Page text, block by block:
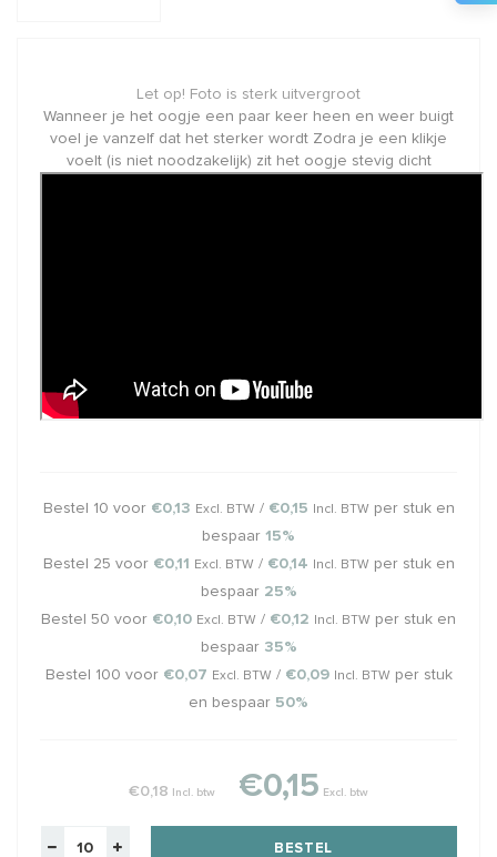
Let op! Foto is sterk uitvergroot
Wanneer je het oogje een paar keer heen en weer buigt
voel je vanzelf dat het sterker wordt Zodra je een klikje
voelt (is niet noodzakelijk) zit het oogje stevig dicht
Bestel 10 voor €0,13 Excl. BTW / €0,15 Incl. BTW per stuk en
bespaar 15%
Bestel 25 voor €0,11 Excl. BTW / €0,14 Incl. BTW per stuk en
bespaar 25%
Bestel 50 voor €0,10 Excl. BTW / €0,12 Incl. BTW per stuk en
bespaar 35%
Bestel 100 voor €0,07 Excl. BTW / €0,09 Incl. BTW per stuk
en bespaar 50%
€0,18 Incl. btw €0,15 Excl. btw
BESTEL